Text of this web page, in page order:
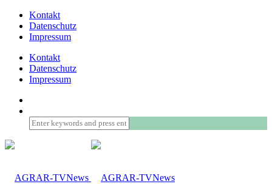
Kontakt
Datenschutz
Impressum
Kontakt
Datenschutz
Impressum